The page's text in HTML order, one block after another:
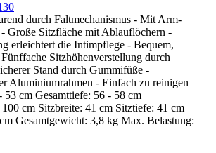
durch Faltmechanismus - Mit Arm-
Große Sitzfläche mit Ablauflöchern -
erleichtert die Intimpflege - Bequem,
Sitzhöhenverstellung durch
Stand durch Gummifüße -
Aluminiumrahmen - Einfach zu reinigen
53 cm Gesamttiefe: 56 - 58 cm
cm Sitzbreite: 41 cm Sitztiefe: 41 cm
Gesamtgewicht: 3,8 kg Max. Belastung: